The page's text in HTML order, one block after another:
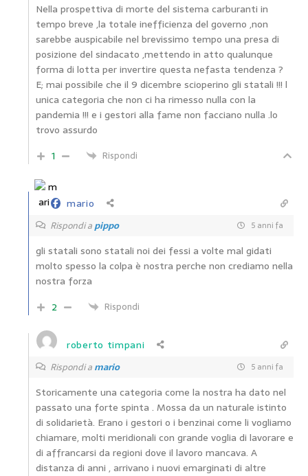
Nella prospettiva di morte del sistema carburanti in
tempo breve ,la totale inefficienza del governo ,non
sarebbe auspicabile nel brevissimo tempo una presa di
posizione del sindacato ,mettendo in atto qualunque
forma di lotta per invertire questa nefasta tendenza ?
E; mai possibile che il 9 dicembre scioperino gli statali !!! l
unica categoria che non ci ha rimesso nulla con la
pandemia !!! e i gestori alla fame non facciano nulla .lo
trovo assurdo
1
Rispondi
mario
Rispondi apippo 5 anni fa
gli statali sono statali noi dei fessi a volte mal gidati
molto spesso la colpa è nostra perche non crediamo nella
nostra forza
2
Rispondi
roberto timpani
Rispondi amario 5 anni fa
Storicamente una categoria come la nostra ha dato nel
passato una forte spinta . Mossa da un naturale istinto
di solidarietà. Erano i gestori o i benzinai come li vogliamo
chiamare, molti meridionali con grande voglia di lavorare e
di affrancarsi da regioni dove il lavoro mancava. A
distanza di anni , arrivano i nuovi emarginati di altre